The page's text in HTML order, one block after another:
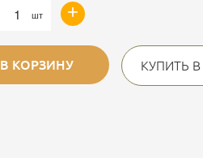
шт +
В КОРЗИНУ КУПИТЬ